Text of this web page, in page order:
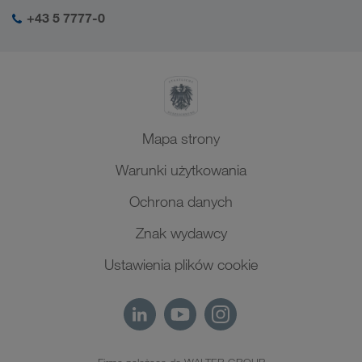
Bliski Wschód
SHEQ-Management
+43 5 7777-0
Mapa strony
Warunki użytkowania
Ochrona danych
Znak wydawcy
Ustawienia plików cookie